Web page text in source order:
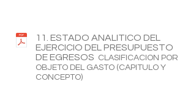
11. ESTADO ANALITICO DEL
EJERCICIO DEL PRESUPUESTO
DE EGRESOS CLASIFICACION POR
OBJETO DEL GASTO (CAPITULO Y
CONCEPTO)